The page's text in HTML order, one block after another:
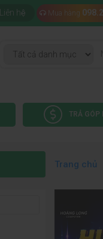
Liên hệ Mua hàng
TRẢ GÓP
Trang chủ